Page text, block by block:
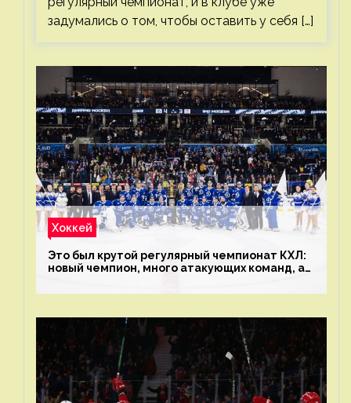
задумались о том, чтобы оставить у себя […]
Хоккей
Это был крутой регулярный чемпионат КХЛ:
новый чемпион, много атакующих команд, а